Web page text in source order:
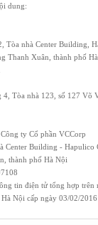
dung:
Tòa nhà Center Building,
Thanh Xuân, thành phố
4, Tòa nhà 123, số 127 Võ
ty Cổ phần VCCorp
Center Building -
thành phố Hà Nội
tin điện tử tổng hợp
Nội cấp ngày 03/02/2016